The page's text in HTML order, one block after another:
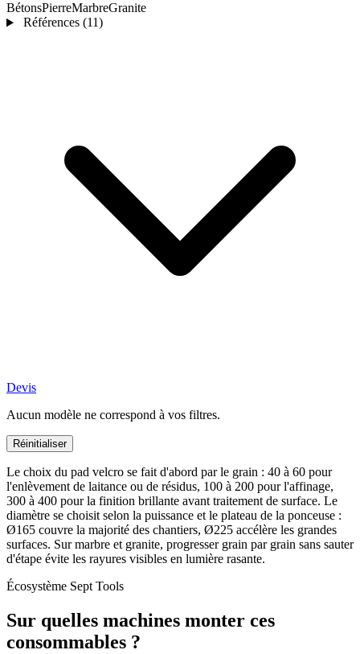
BétonsPierreMarbreGranite
Références (11)
Devis
Aucun modèle ne correspond à vos filtres.
Réinitialiser
Le choix du pad velcro se fait d'abord par le grain : 40 à 60 pour
l'enlèvement de laitance ou de résidus, 100 à 200 pour l'affinage,
300 à 400 pour la finition brillante avant traitement de surface. Le
diamètre se choisit selon la puissance et le plateau de la ponceuse :
Ø165 couvre la majorité des chantiers, Ø225 accélère les grandes
surfaces. Sur marbre et granite, progresser grain par grain sans sauter
d'étape évite les rayures visibles en lumière rasante.
Écosystème Sept Tools
Sur quelles machines monter ces
consommables ?